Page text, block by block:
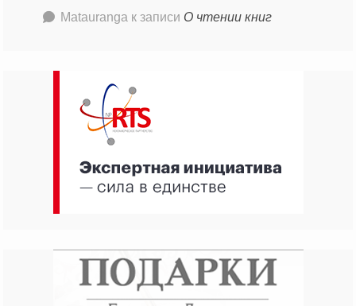
Matauranga к записи О чтении книг